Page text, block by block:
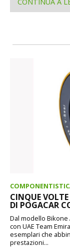
CINQUE
DI POGACAR
Dal modello
con UAE Team
esemplari che
prestazioni...